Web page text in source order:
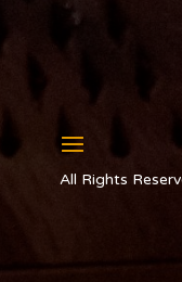
All Rights